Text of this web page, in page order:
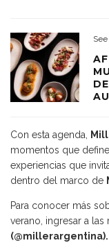
Con esta agenda,
momentos que
experiencias que
dentro del marco de
Para conocer más
verano, ingresar a
(@millerargentina).